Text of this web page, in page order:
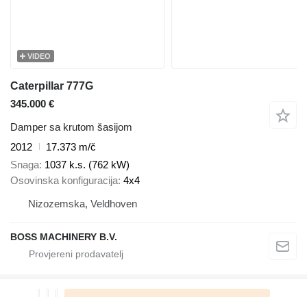
VIDEO
Caterpillar 777G
345.000 €
Damper sa krutom šasijom
2012
17.373 m/č
Snaga 1037 k.s. (762 kW)
Osovinska konfiguracija 4x4
Nizozemska, Veldhoven
BOSS MACHINERY B.V.